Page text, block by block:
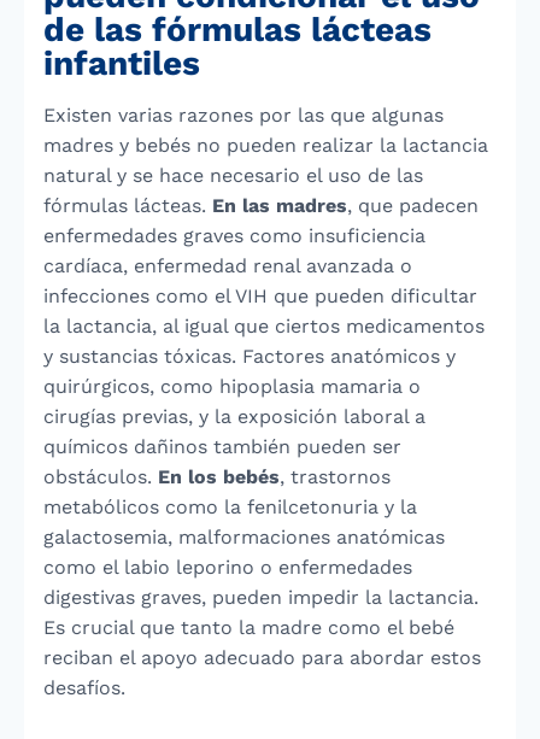
de las fórmulas lácteas
infantiles
Existen varias razones por las que algunas
madres y bebés no pueden realizar la lactancia
natural y se hace necesario el uso de las
fórmulas lácteas. En las madres, que padecen
enfermedades graves como insuficiencia
cardíaca, enfermedad renal avanzada o
infecciones como el VIH que pueden dificultar
la lactancia, al igual que ciertos medicamentos
y sustancias tóxicas. Factores anatómicos y
quirúrgicos, como hipoplasia mamaria o
cirugías previas, y la exposición laboral a
químicos dañinos también pueden ser
obstáculos. En los bebés, trastornos
metabólicos como la fenilcetonuria y la
galactosemia, malformaciones anatómicas
como el labio leporino o enfermedades
digestivas graves, pueden impedir la lactancia.
Es crucial que tanto la madre como el bebé
reciban el apoyo adecuado para abordar estos
desafíos.